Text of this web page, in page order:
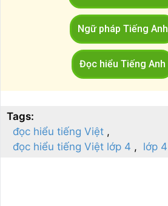
Ngữ pháp Tiếng Anh
Đọc hiểu Tiếng Anh
Tags:
đọc hiểu tiếng Việt
đọc hiểu tiếng Việt lớp 4
lớp 4